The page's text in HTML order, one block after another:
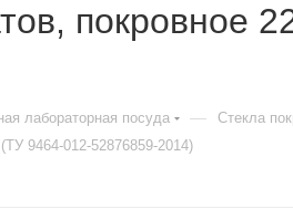
покровное
лабораторная посуда — Стекла
9464-012-52876859-2014)